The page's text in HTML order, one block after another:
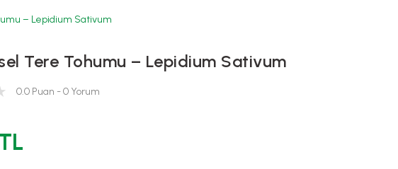
– Lepidium Sativum
Tere Tohumu – Lepidium Sativum
0.0 Puan - 0 Yorum